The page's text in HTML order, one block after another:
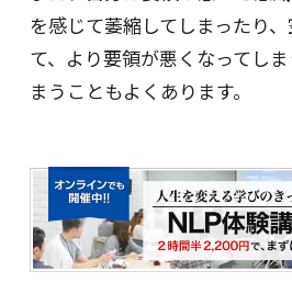
を感じて萎縮してしまったり
て、より要領が悪くなってし
まうこともよくあります。